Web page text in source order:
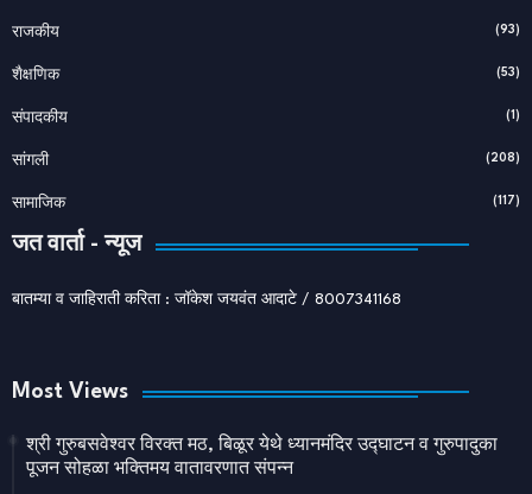
राजकीय (93)
शैक्षणिक (53)
संपादकीय (1)
सांगली (208)
सामाजिक (117)
जत वार्ता - न्यूज
बातम्या व जाहिराती करिता : जॉकेश जयवंत आदाटे / 8007341168
Most Views
श्री गुरुबसवेश्वर विरक्त मठ, बिळूर येथे ध्यानमंदिर उद्घाटन व गुरुपादुका
पूजन सोहळा भक्तिमय वातावरणात संपन्न